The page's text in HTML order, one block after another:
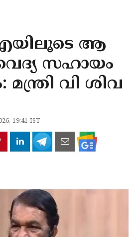
ആ
സഹായം
മന്ത്രി വി ശിവ
19:41 IST